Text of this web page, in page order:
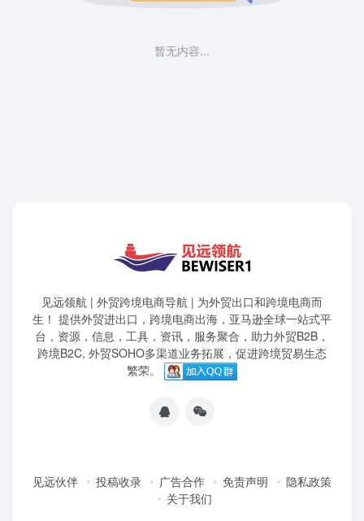
暂无内容...
见远领航 | 外贸跨境电商导航 | 为外贸出口和跨境电商而
生！ 提供外贸进出口，跨境电商出海，亚马逊全球一站式平
台，资源，信息，工具，资讯，服务聚合，助力外贸B2B，
跨境B2C, 外贸SOHO多渠道业务拓展，促进跨境贸易生态
繁荣。
见远伙伴 投稿收录 广告合作 免责声明
隐私政策
关于我们